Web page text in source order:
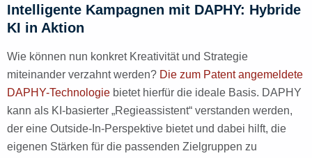
Intelligente Kampagnen mit DAPHY: Hybride
KI in Aktion
Wie können nun konkret Kreativität und Strategie
miteinander verzahnt werden? Die zum Patent angemeldete
DAPHY-Technologie bietet hierfür die ideale Basis. DAPHY
kann als KI-basierter „Regieassistent“ verstanden werden,
der eine Outside-In-Perspektive bietet und dabei hilft, die
eigenen Stärken für die passenden Zielgruppen zu